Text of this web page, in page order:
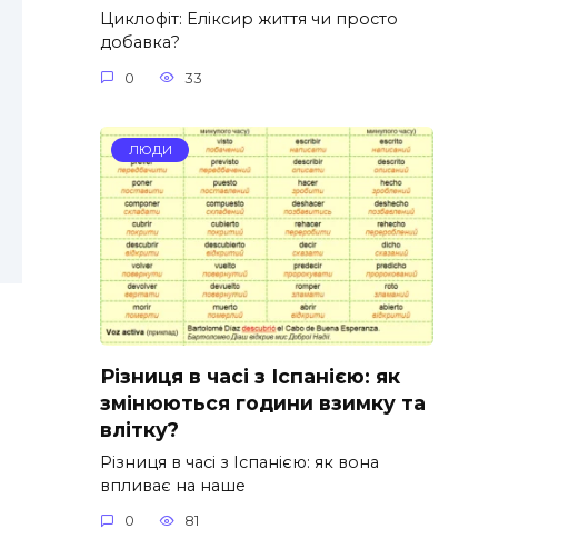
Циклофіт: Еліксир життя чи просто
добавка?
0 33
ЛЮДИ
Різниця в часі з Іспанією: як
змінюються години взимку та
влітку?
Різниця в часі з Іспанією: як вона
впливає на наше
0 81